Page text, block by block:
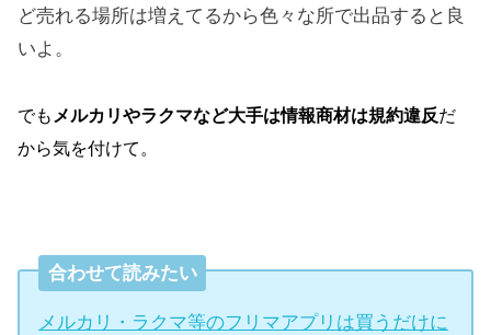
ど売れる場所は増えてるから色々な所で出品すると良
いよ。
でも メルカリやラクマなど大手は情報商材は規約違反だ
から気を付けて。
合わせて読みたい
メルカリ・ラクマ等のフリマアプリは買うだけに